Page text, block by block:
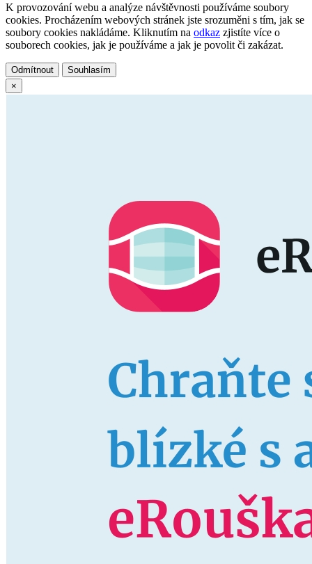
K provozování webu a analýze návštěvnosti používáme soubory
cookies. Procházením webových stránek jste srozuměni s tím, jak se
soubory cookies nakládáme. Kliknutím na odkaz zjistíte více o
souborech cookies, jak je používáme a jak je povolit či zakázat.
Odmítnout
Souhlasím
×